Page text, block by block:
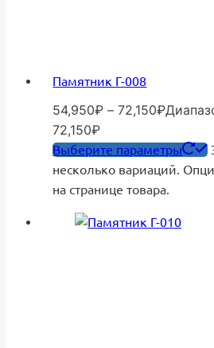
Памятник Г-008
54,950₽ – 72,150₽
72,150₽
Выберите параметры
несколько вариаций.
на странице товара.